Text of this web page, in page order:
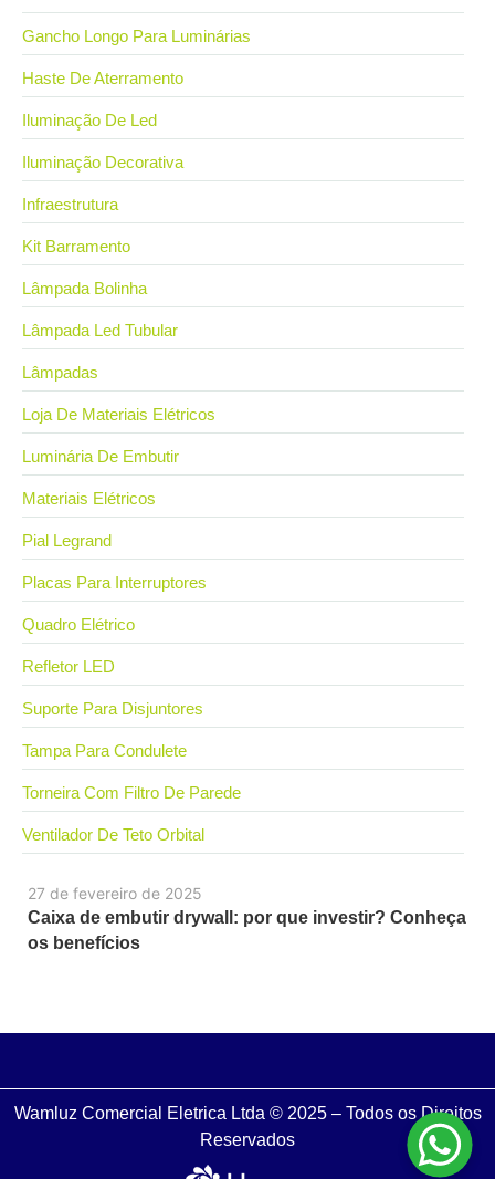
27 de fevereiro de 2025
Caixa de embutir drywall: por que investir? Conheça
os benefícios
Gancho Longo Para Luminárias
Haste De Aterramento
Iluminação De Led
Iluminação Decorativa
Infraestrutura
Kit Barramento
Lâmpada Bolinha
Lâmpada Led Tubular
Lâmpadas
Loja De Materiais Elétricos
Luminária De Embutir
Materiais Elétricos
Pial Legrand
Placas Para Interruptores
Quadro Elétrico
Refletor LED
Suporte Para Disjuntores
Tampa Para Condulete
Torneira Com Filtro De Parede
Ventilador De Teto Orbital
Wamluz Comercial Eletrica Ltda © 2025 – Todos os Direitos
Reservados